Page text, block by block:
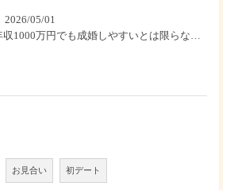
2026/05/01
年収1000万円でも成婚しやすいとは限らない? 「年収帯別の成婚率」のリアル
お見合い 初デート